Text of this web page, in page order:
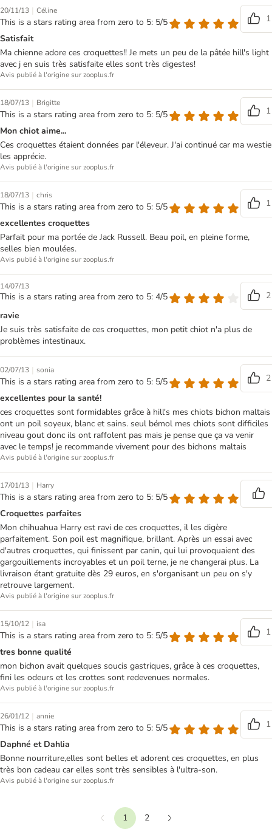
20/11/13 | Céline
This is a stars rating area from zero to 5: 5/5
1
Satisfait
Ma chienne adore ces croquettes!! Je mets un peu de la pâtée hill's light
avec j en suis très satisfaite elles sont très digestes!
Avis publié à l'origine sur zooplus.fr
18/07/13 | Brigitte
This is a stars rating area from zero to 5: 5/5
1
Mon chiot aime...
Ces croquettes étaient données par l'éleveur. J'ai continué car ma westie
les apprécie.
Avis publié à l'origine sur zooplus.fr
18/07/13 | chris
This is a stars rating area from zero to 5: 5/5
1
excellentes croquettes
Parfait pour ma portée de Jack Russell. Beau poil, en pleine forme,
selles bien moulées.
Avis publié à l'origine sur zooplus.fr
14/07/13
This is a stars rating area from zero to 5: 4/5
2
ravie
Je suis très satisfaite de ces croquettes, mon petit chiot n'a plus de
problèmes intestinaux.
02/07/13 | sonia
This is a stars rating area from zero to 5: 5/5
2
excellentes pour la santé!
ces croquettes sont formidables grâce à hill's mes chiots bichon maltais
ont un poil soyeux, blanc et sains. seul bémol mes chiots sont difficiles
niveau gout donc ils ont raffolent pas mais je pense que ça va venir
avec le temps! je recommande vivement pour des bichons maltais
Avis publié à l'origine sur zooplus.fr
17/01/13 | Harry
This is a stars rating area from zero to 5: 5/5
Croquettes parfaites
Mon chihuahua Harry est ravi de ces croquettes, il les digère
parfaitement. Son poil est magnifique, brillant. Après un essai avec
d'autres croquettes, qui finissent par canin, qui lui provoquaient des
gargouillements incroyables et un poil terne, je ne changerai plus. La
livraison étant gratuite dès 29 euros, en s'organisant un peu on s'y
retrouve largement.
Avis publié à l'origine sur zooplus.fr
15/10/12 | isa
This is a stars rating area from zero to 5: 5/5
1
tres bonne qualité
mon bichon avait quelques soucis gastriques, grâce à ces croquettes,
fini les odeurs et les crottes sont redevenues normales.
Avis publié à l'origine sur zooplus.fr
26/01/12 | annie
This is a stars rating area from zero to 5: 5/5
1
Daphné et Dahlia
Bonne nourriture,elles sont belles et adorent ces croquettes, en plus
très bon cadeau car elles sont très sensibles à l'ultra-son.
Avis publié à l'origine sur zooplus.fr
Précédent
1
2